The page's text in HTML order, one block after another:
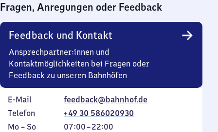
0
Uhr
Fragen, Anregungen oder Feedback
Feedback und Kontakt
Ansprechpartner:innen und
Kontaktmöglichkeiten bei Fragen oder
Feedback zu unseren Bahnhöfen
E-Mail
feedback@bahnhof.de
Telefon
+49 30 586020930
Montag
Mo – So,
07:00–22:00
Von